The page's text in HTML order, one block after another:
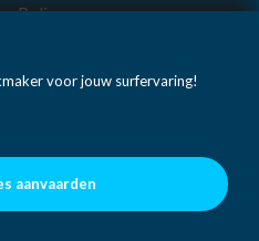
voor jouw surfervaring!
aanvaarden
Policy
Policy